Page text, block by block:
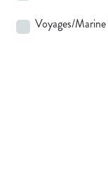
Voyages/Marine